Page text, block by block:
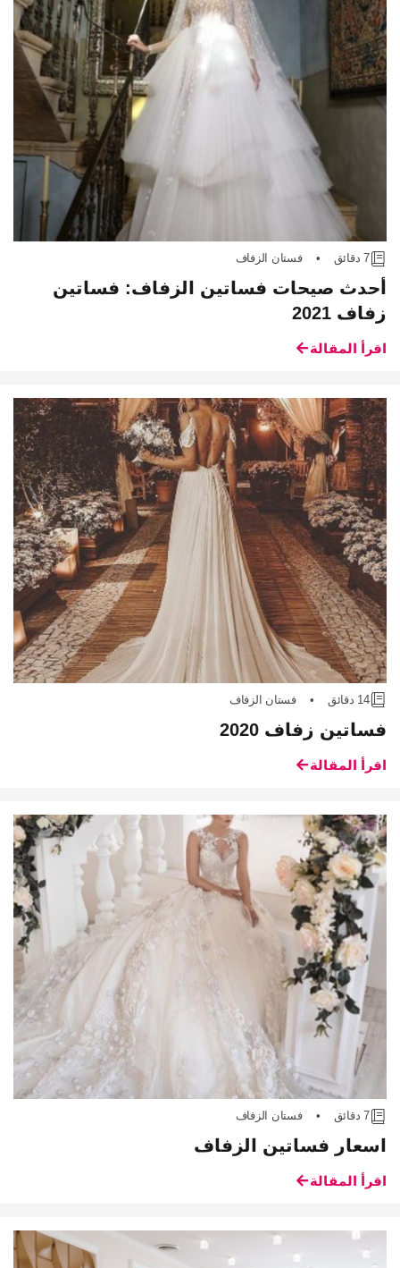
7 دقائق • فستان الزفاف
أحدث صيحات فساتين الزفاف: فساتين
زفاف 2021
اقرأ المقالة
14 دقائق • فستان الزفاف
فساتين زفاف 2020
اقرأ المقالة
7 دقائق • فستان الزفاف
اسعار فساتين الزفاف
اقرأ المقالة